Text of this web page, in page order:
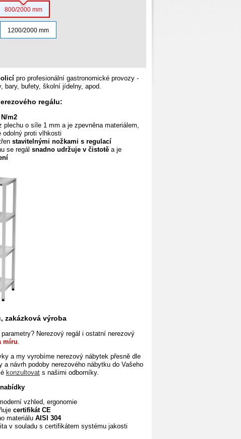
800/2000 mm
1200/2000 mm
pro profesionální gastronomické provozy-
bary, bufety, školní jídelny, apod.
regálu:
m2
plechu o síle 1 mm a je zpevněna materiálem,
odolný proti vlhkosti
stavitelnými nožkami s regulací
se regál snadno udržuje v čistotěa je
zakázková výroba
Nerezový regál i ostatní nerezový
míru.
a my vyrobíme nerezový nábytek přesně dle
a návrh podoby nerezového nábytku do Vašeho
konzultovats našimi odborníky.
vzhled, ergonomie
certifikát CE
materiálu AISI 304
v souladu s certifikátem systému jakosti